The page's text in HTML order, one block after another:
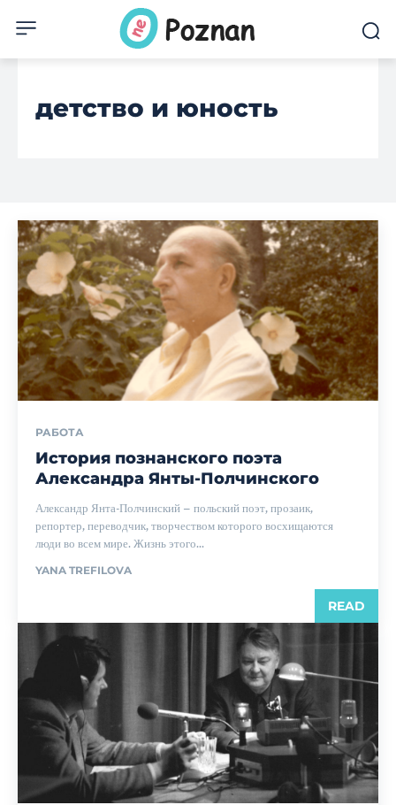
детство и юность
РАБОТА
История познанского поэта
Александра Янты-Полчинского
Александр Янта-Полчинский – польский поэт, прозаик,
репортер, переводчик, творчеством которого восхищаются
люди во всем мире. Жизнь этого...
YANA TREFILOVA
READ